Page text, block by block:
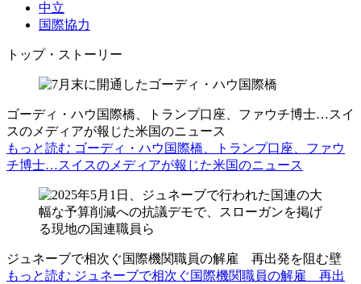
中立
国際協力
トップ・ストーリー
ゴーディ・ハウ国際橋、トランプ口座、ファウチ博士…スイ
スのメディアが報じた米国のニュース
もっと読む ゴーディ・ハウ国際橋、トランプ口座、ファウ
チ博士…スイスのメディアが報じた米国のニュース
ジュネーブで相次ぐ国際機関職員の解雇 再出発を阻む壁
もっと読む ジュネーブで相次ぐ国際機関職員の解雇 再出